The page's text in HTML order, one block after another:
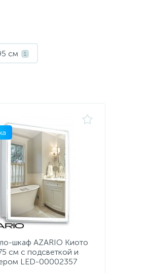
см 1
шкаф AZARIO Киото
см c подсветкой и
LED-00002357